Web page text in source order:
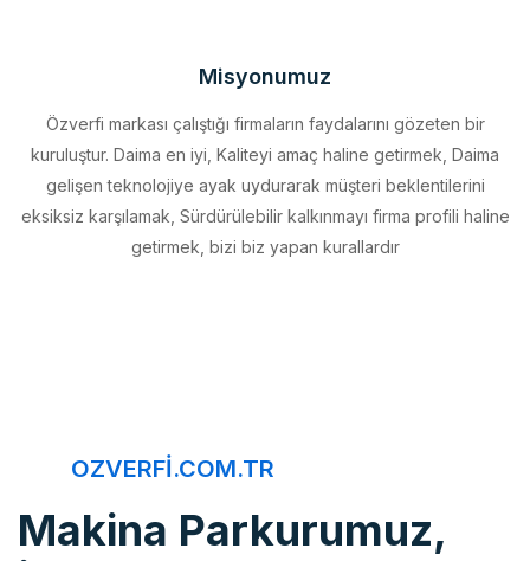
Özverfi markası çalıştığı firmaların faydalarını gözeten bir
gelişen teknolojiye ayak uydurarak müşteri beklentilerini
eksiksiz karşılamak, Sürdürülebilir kalkınmayı firma profili haline
getirmek, bizi biz yapan kurallardır
Makina Parkurumuz,
İmalatlarımız ve